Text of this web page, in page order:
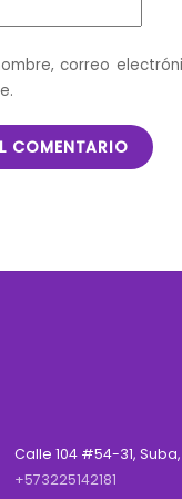
correo
Calle 104 #54-31,
+573225142181